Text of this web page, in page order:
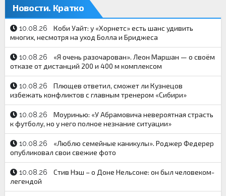
Новости. Кратко
10.08.26
Коби Уайт: у «Хорнетс» есть шанс удивить
многих, несмотря на уход Болла и Бриджеса
10.08.26
«Я очень разочарован». Леон Маршан — о своём
отказе от дистанций 200 и 400 м комплексом
10.08.26
Плющев ответил, сможет ли Кузнецов
избежать конфликтов с главным тренером «Сибири»
10.08.26
Моуринью: «У Абрамовича невероятная страсть
к футболу, но у него полное незнание ситуации»
10.08.26
«Люблю семейные каникулы». Роджер Федерер
опубликовал свои свежие фото
10.08.26
Стив Нэш – о Доне Нельсоне: он был человеком-
легендой